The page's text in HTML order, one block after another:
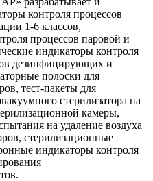
контроля процессов
1-6 классов,
процессов паровой и
индикаторы контроля
дезинфицирующих и
полоски для
тест-пакеты для
стерилизатора на
камеры,
на удаление воздуха
стерилизационные
индикаторы контроля